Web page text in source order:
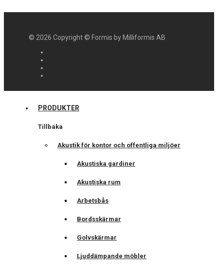
© 2026 Copyright © Formis by Milliformis AB
PRODUKTER
Tillbaka
Akustik för kontor och offentliga miljöer
Akustiska gardiner
Akustiska rum
Arbetsbås
Bordsskärmar
Golvskärmar
Ljuddämpande möbler